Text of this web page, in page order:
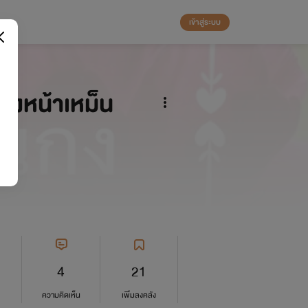
เข้าสู่ระบบ
งหน้าเหม็น
4
ความคิดเห็น
21
เพิ่มลงคลัง